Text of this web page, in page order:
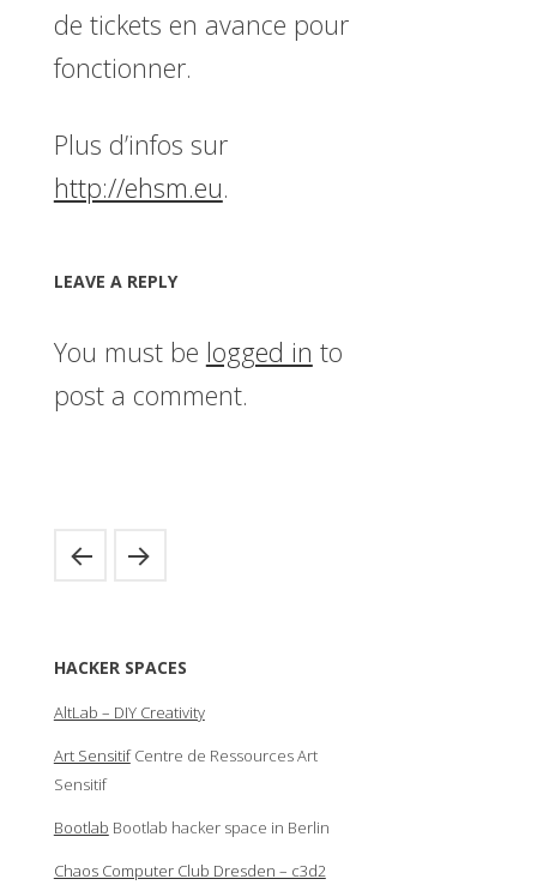
de tickets en avance pour
fonctionner.
Plus d’infos sur
http://ehsm.eu.
LEAVE A REPLY
You must be logged in to
post a comment.
HACKER SPACES
AltLab – DIY Creativity
Art SensitifCentre de Ressources Art
Sensitif
Bootlab Bootlab hacker space in Berlin
Chaos Computer Club Dresden – c3d2